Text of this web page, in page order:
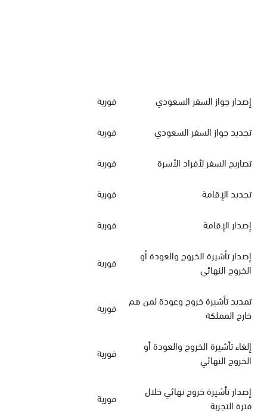
إصدار جواز السفر السعودي
فورية
تجديد جواز السفر السعودي
فورية
تصاريح السفر لأفراد الأسرة
فورية
تجديد الإقامة
فورية
إصدار الإقامة
فورية
إصدار تأشيرة الخروج والعودة أو
الخروج النهائي
فورية
تمديد تأشيرة خروج وعودة لمن هم
خارج المملكة
فورية
إلغاء تأشيرة الخروج والعودة أو
الخروج النهائي
فورية
إصدار تأشيرة خروج نهائي خلال
فترة التجربة
فورية